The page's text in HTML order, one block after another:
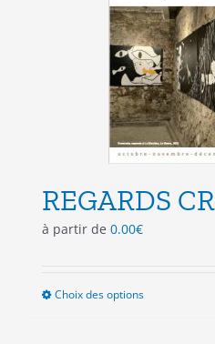
choisies
sur
la
page
du
produit
REGARDS
à partir de 0.00€
Choix des optionsCe